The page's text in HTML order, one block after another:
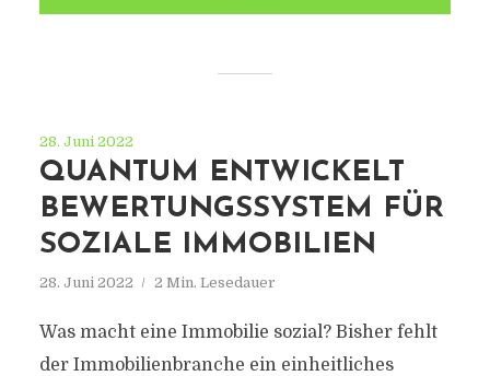
28. Juni 2022
QUANTUM ENTWICKELT
BEWERTUNGSSYSTEM FÜR
SOZIALE IMMOBILIEN
28. Juni 2022 2 Min. Lesedauer
Was macht eine Immobilie sozial? Bisher fehlt
der Immobilienbranche ein einheitliches